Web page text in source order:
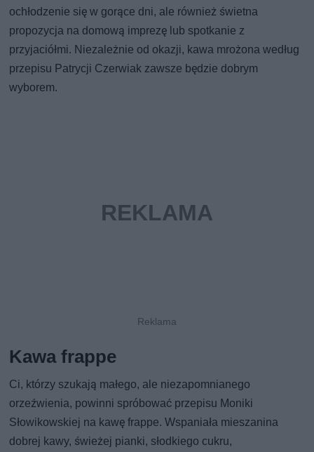
ochłodzenie się w gorące dni, ale również świetna
propozycja na domową imprezę lub spotkanie z
przyjaciółmi. Niezależnie od okazji, kawa mrożona według
przepisu Patrycji Czerwiak zawsze będzie dobrym
wyborem.
Kawa frappe
Ci, którzy szukają małego, ale niezapomnianego
orzeźwienia, powinni spróbować przepisu Moniki
Słowikowskiej na kawę frappe. Wspaniała mieszanina
dobrej kawy, świeżej pianki, słodkiego cukru,